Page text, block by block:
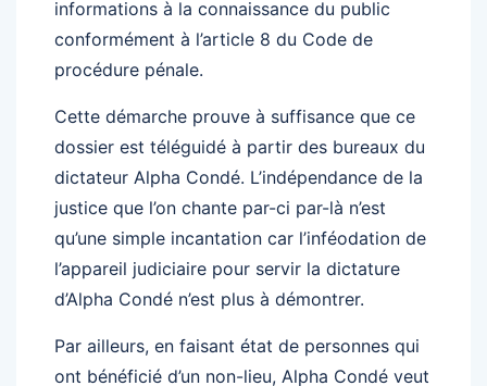
informations à la connaissance du public
conformément à l’article 8 du Code de
procédure pénale.
Cette démarche prouve à suffisance que ce
dossier est téléguidé à partir des bureaux du
dictateur Alpha Condé. L’indépendance de la
justice que l’on chante par-ci par-là n’est
qu’une simple incantation car l’inféodation de
l’appareil judiciaire pour servir la dictature
d’Alpha Condé n’est plus à démontrer.
Par ailleurs, en faisant état de personnes qui
ont bénéficié d’un non-lieu, Alpha Condé veut